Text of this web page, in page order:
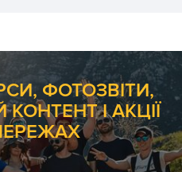
ФОТОЗВІТИ,
І АКЦІЇ